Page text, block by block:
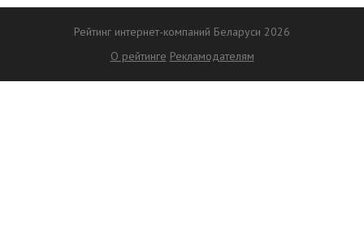
Рейтинг интернет-компаний Беларуси 2026
О рейтинге Рекламодателям